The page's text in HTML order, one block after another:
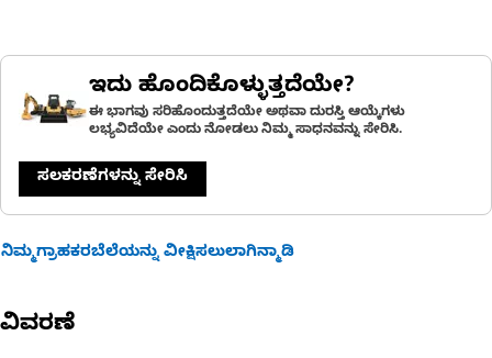
ಇದು ಹೊಂದಿಕೊಳ್ಳುತ್ತದೆಯೇ?
ಈ ಭಾಗವು ಸರಿಹೊಂದುತ್ತದೆಯೇ ಅಥವಾ ದುರಸ್ತಿ ಆಯ್ಕೆಗಳು
ಲಭ್ಯವಿದೆಯೇ ಎಂದು ನೋಡಲು ನಿಮ್ಮ ಸಾಧನವನ್ನು ಸೇರಿಸಿ.
ಸಲಕರಣೆಗಳನ್ನು ಸೇರಿಸಿ
ನಿಮ್ಮಗ್ರಾಹಕರಬೆಲೆಯನ್ನು ವೀಕ್ಷಿಸಲುಲಾಗಿನ್ಮಾಡಿ
ವಿವರಣೆ